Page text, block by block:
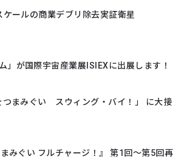
ールの商業デブリ除去実証衛星
」が国際宇宙産業展ISIEXに出展します！
つまみぐい スウィング・バイ！」 に大接
みぐい フルチャージ！』 第1回～第5回再